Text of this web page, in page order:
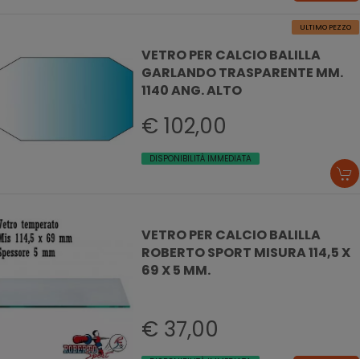
ULTIMO PEZZO
VETRO PER CALCIO BALILLA
GARLANDO TRASPARENTE MM.
1140 ANG. ALTO
€ 102,00
DISPONIBILITÀ IMMEDIATA
VETRO PER CALCIO BALILLA
ROBERTO SPORT MISURA 114,5 X
69 X 5 MM.
€ 37,00